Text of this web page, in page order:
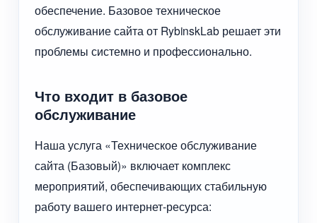
обеспечение. Базовое техническое
обслуживание сайта от RybinskLab решает эти
проблемы системно и профессионально.
Что входит в базовое
обслуживание
Наша услуга «Техническое обслуживание
сайта (Базовый)» включает комплекс
мероприятий, обеспечивающих стабильную
работу вашего интернет-ресурса: